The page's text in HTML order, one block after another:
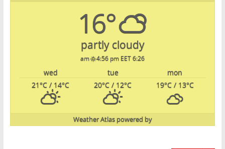
16°
partly cloudy
6:26 am
4:56 pm EET
mon
tue
wed
19°C/ 13°C
20°C / 12°C
21°C / 14°C
powered by
Weather Atlas